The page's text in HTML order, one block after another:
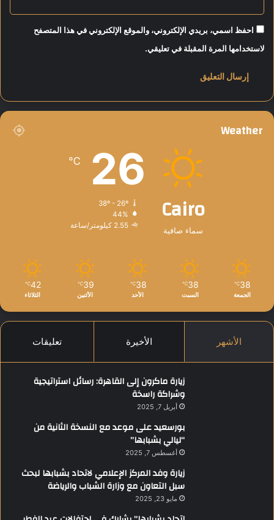
احفظ اسمي، بريدي الإلكتروني، والموقع الإلكتروني في هذا المتصفح
لاستخدامها المرة المقبلة في تعليقي.
Weather
Cairo
سماء صافية
26
℃
38º - 26º
44%
2.55 كيلومتر/ساعة
38
℃
الجمعة
38
℃
السبت
38
℃
الأحد
39
℃
الأثنين
42
℃
الثلاثاء
الأشهر الأخيرة تعليقات
زيارة ماكرون إلى القاهرة: رسائل استراتيجية
وشراكة راسخة
أبريل 7, 2025
بورسعيد على موعد مع النسخة الثانية من
“ليالي بشبابها”
أغسطس 7, 2025
زيارة وفد المركز الإعلامي لاتحاد بشبابها لبحث
سبل التعاون مع وزارة الشباب والرياضة
مايو 23, 2025